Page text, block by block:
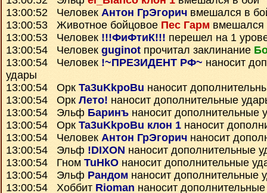
13:00:52 Человек Антон ГрЭгорич вмешался в
13:00:53 Животное бойцовое Пес Гарм вмешался
13:00:53 Человек !!!ФиФтиК!!! перешел на 1
13:00:54 Человек guginot прочитал заклинание
13:00:54 Человек !~ПРЕЗИДЕНТ РФ~ наносит
удары
13:00:54 Орк Ta3uKkpoBu наносит
13:00:54 Орк Лето! наносит дополнительные
13:00:54 Эльф Баринъ наносит дополнительные
13:00:54 Орк Ta3uKkpoBu клон 1 наносит
13:00:54 Человек Антон ГрЭгорич наносит
13:00:54 Эльф !DIXON наносит дополнительные
13:00:54 Гном TuHkO наносит дополнительные
13:00:54 Эльф Рандом наносит дополнительные
13:00:54 Хоббит Rioman наносит